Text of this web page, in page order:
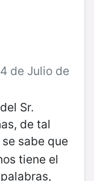
de Julio de
Sr.
de tal
sabe que
tiene el